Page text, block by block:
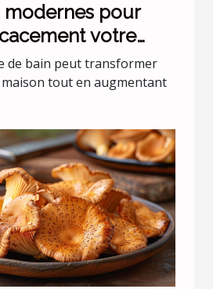
modernes pour
votre
de bain peut transformer
tout en augmentant